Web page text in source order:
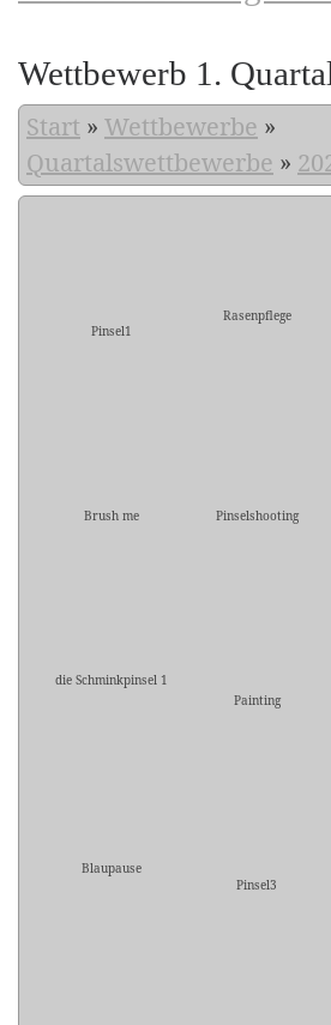
Wettbewerb 1.
Start » Wettbewerbe »
Quartalswettbewerbe »
Pinsel1
Rasenpflege
Brush me Pinselshooting
die Schminkpinsel 1
Painting
Blaupause
Pinsel3